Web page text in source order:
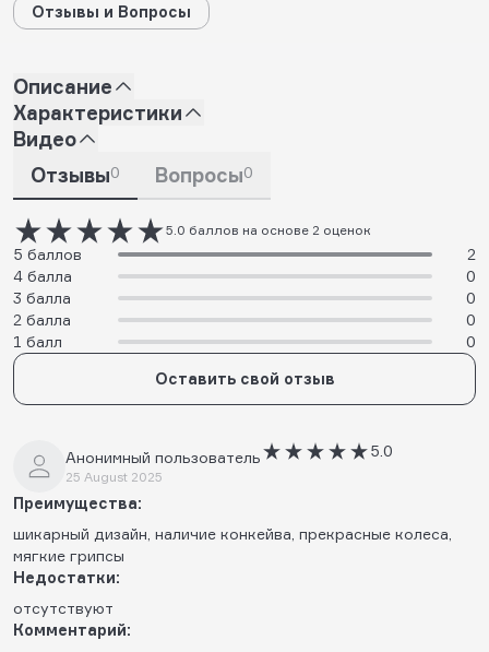
Отзывы и Вопросы
Описание
Характеристики
Видео
Отзывы0 Вопросы0
5.0 баллов на основе 2 оценок
5 баллов
2
4 балла
0
3 балла
0
2 балла
0
1 балл
0
Оставить свой отзыв
Анонимный пользователь
25 August 2025
5.0
Преимущества:
шикарный дизайн, наличие конкейва, прекрасные колеса,
мягкие грипсы
Недостатки:
отсутствуют
Комментарий: